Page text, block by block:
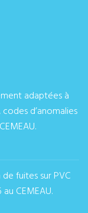
adaptées à
codes d’anomalies
fuites sur PVC
CEMEAU.